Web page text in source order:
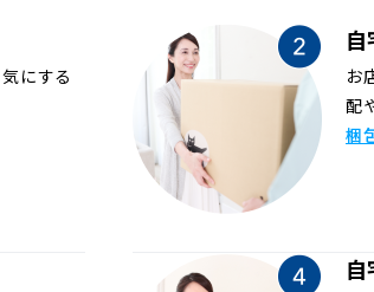
にする
お
配
梱